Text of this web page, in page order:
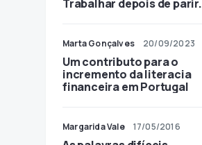
Trabalhar depois de parir.
Marta Gonçalves 20/09/2023
Um contributo para o
incremento da literacia
financeira em Portugal
Margarida Vale 17/05/2016